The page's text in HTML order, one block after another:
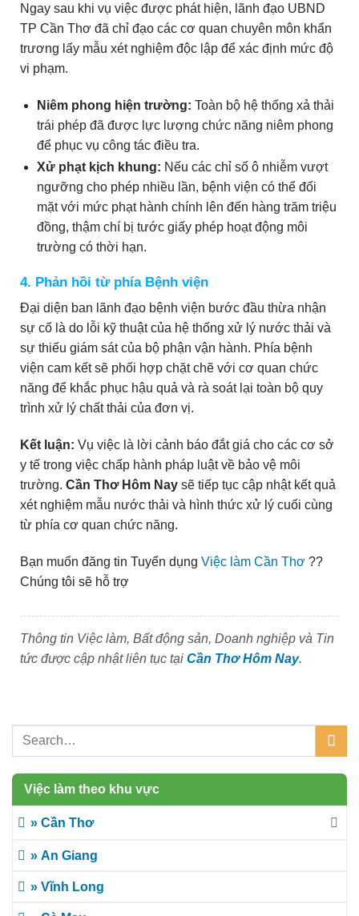
Ngay sau khi vụ việc được phát hiện, lãnh đạo UBND
TP Cần Thơ đã chỉ đạo các cơ quan chuyên môn khẩn
trương lấy mẫu xét nghiệm độc lập để xác định mức độ
vi phạm.
Niêm phong hiện trường: Toàn bộ hệ thống xả thải
trái phép đã được lực lượng chức năng niêm phong
để phục vụ công tác điều tra.
Xử phạt kịch khung: Nếu các chỉ số ô nhiễm vượt
ngưỡng cho phép nhiều lần, bệnh viện có thể đối
mặt với mức phạt hành chính lên đến hàng trăm triệu
đồng, thậm chí bị tước giấy phép hoạt động môi
trường có thời hạn.
4. Phản hồi từ phía Bệnh viện
Đại diện ban lãnh đạo bệnh viện bước đầu thừa nhận
sự cố là do lỗi kỹ thuật của hệ thống xử lý nước thải và
sự thiếu giám sát của bộ phận vận hành. Phía bệnh
viện cam kết sẽ phối hợp chặt chẽ với cơ quan chức
năng để khắc phục hậu quả và rà soát lại toàn bộ quy
trình xử lý chất thải của đơn vị.
Kết luận: Vụ việc là lời cảnh báo đắt giá cho các cơ sở
y tế trong việc chấp hành pháp luật về bảo vệ môi
trường. Cần Thơ Hôm Nay sẽ tiếp tục cập nhật kết quả
xét nghiệm mẫu nước thải và hình thức xử lý cuối cùng
từ phía cơ quan chức năng.
Bạn muốn đăng tin Tuyển dụng Việc làm Cần Thơ ??
Chúng tôi sẽ hỗ trợ
Thông tin Việc làm, Bất động sản, Doanh nghiệp và Tin
tức được cập nhật liên tục tại Cần Thơ Hôm Nay.
Việc làm theo khu vực
» Cần Thơ
» An Giang
» Vĩnh Long